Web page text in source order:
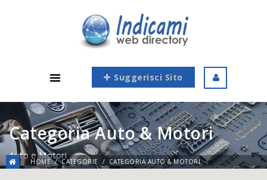
Suggerisci Sito
Categoria Auto & Motori
Auto e Motori
HOME CATEGORIE CATEGORIA AUTO & MOTORI